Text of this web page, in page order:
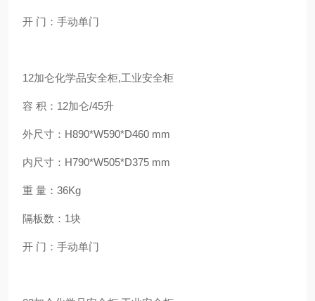
开 门：手动单门
12加仑化学品安全柜,工业安全柜
容 积：12加仑/45升
外尺寸：H890*W590*D460 mm
内尺寸：H790*W505*D375 mm
重 量：36Kg
隔板数：1块
开 门：手动单门